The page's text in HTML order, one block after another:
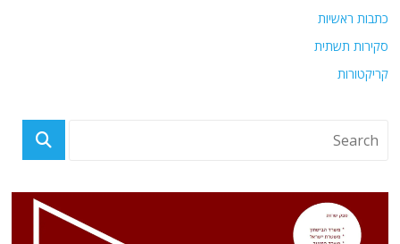
כתבות ראשיות
סקירות תשתית
קריקטורות